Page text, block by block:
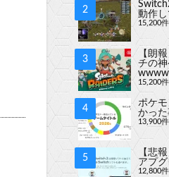
動作
15,200
【朗
チの
15,200
ポケ
かった
13,900
【悲
アプ
12,800